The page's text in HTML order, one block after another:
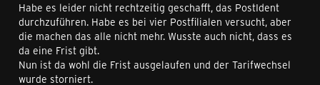
Habe es leider nicht rechtzeitig geschafft, das PostIdent
durchzuführen. Habe es bei vier Postfilialen versucht, aber
die machen das alle nicht mehr. Wusste auch nicht, dass es
da eine Frist gibt.
Nun ist da wohl die Frist ausgelaufen und der Tarifwechsel
wurde storniert.